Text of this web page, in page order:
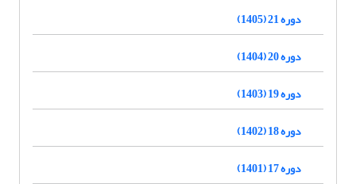
دوره 21 (1405)
دوره 20 (1404)
دوره 19 (1403)
دوره 18 (1402)
دوره 17 (1401)